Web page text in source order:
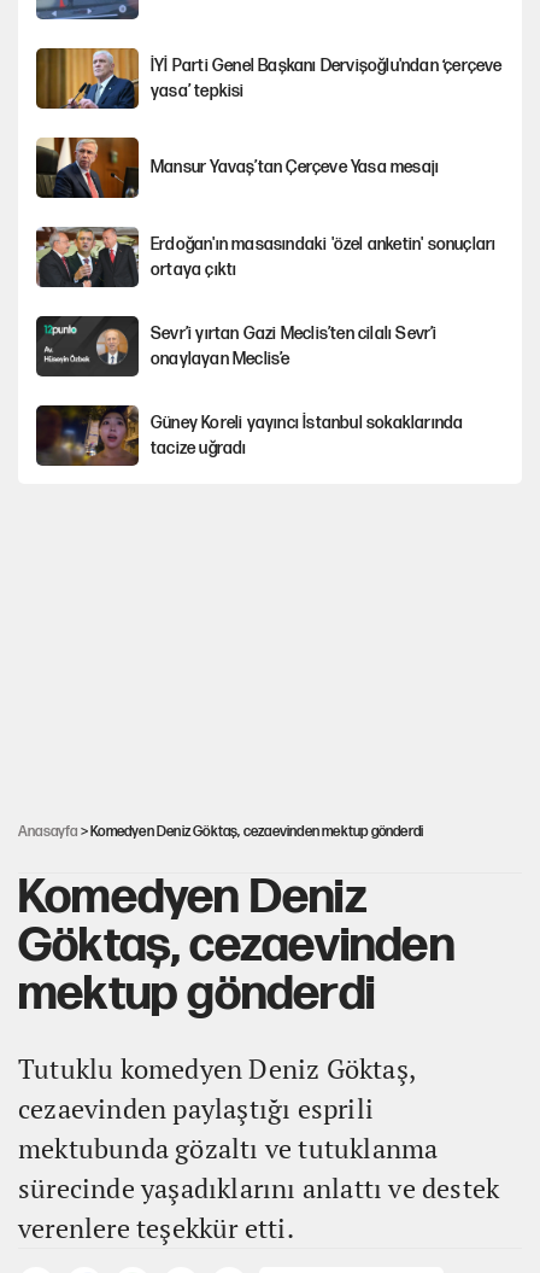
İYİ Parti Genel Başkanı Dervişoğlu'ndan ‘çerçeve
yasa’ tepkisi
Mansur Yavaş’tan Çerçeve Yasa mesajı
Erdoğan'ın masasındaki 'özel anketin' sonuçları
ortaya çıktı
Sevr’i yırtan Gazi Meclis’ten cilalı Sevr’i
onaylayan Meclis’e
Güney Koreli yayıncı İstanbul sokaklarında
tacize uğradı
Anasayfa > Komedyen Deniz Göktaş, cezaevinden mektup gönderdi
Komedyen Deniz
Göktaş, cezaevinden
mektup gönderdi
Tutuklu komedyen Deniz Göktaş,
cezaevinden paylaştığı esprili
mektubunda gözaltı ve tutuklanma
sürecinde yaşadıklarını anlattı ve destek
verenlere teşekkür etti.